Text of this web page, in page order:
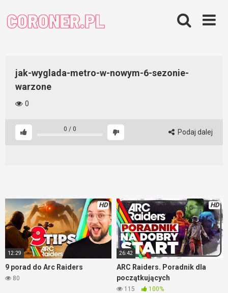
content
jak-wyglada-metro-w-nowym-6-sezonie-
warzone
0
0 / 0 Podaj dalej
HD
12:29
9 porad do Arc Raiders
80
HD
26:42
ARC Raiders. Poradnik dla
początkujących
115 100%